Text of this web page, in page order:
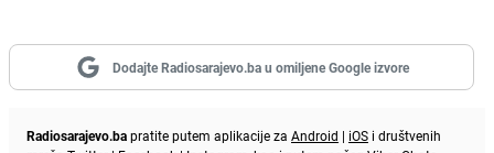
Dodajte Radiosarajevo.ba u omiljene Google izvore
Radiosarajevo.bapratite putem aplikacije za Android | iOS i društvenih